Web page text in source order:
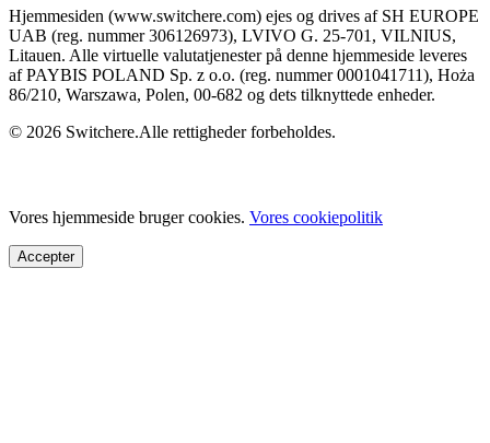
Hjemmesiden (www.switchere.com) ejes og drives af SH EUROPE
UAB (reg. nummer 306126973), LVIVO G. 25-701, VILNIUS,
Litauen. Alle virtuelle valutatjenester på denne hjemmeside leveres
af PAYBIS POLAND Sp. z o.o. (reg. nummer 0001041711), Hoża
86/210, Warszawa, Polen, 00-682 og dets tilknyttede enheder.
© 2026 Switchere.Alle rettigheder forbeholdes.
Vores hjemmeside bruger cookies. Vores cookiepolitik
Accepter